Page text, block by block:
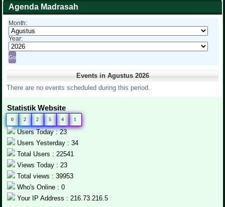
Agenda Madrasah
Month:
Year:
Events in Agustus 2026
There are no events scheduled during this period.
Statistik Website
0 2 2 5 4 1
Users Today : 23
Users Yesterday : 34
Total Users : 22541
Views Today : 23
Total views : 39953
Who's Online : 0
Your IP Address : 216.73.216.5